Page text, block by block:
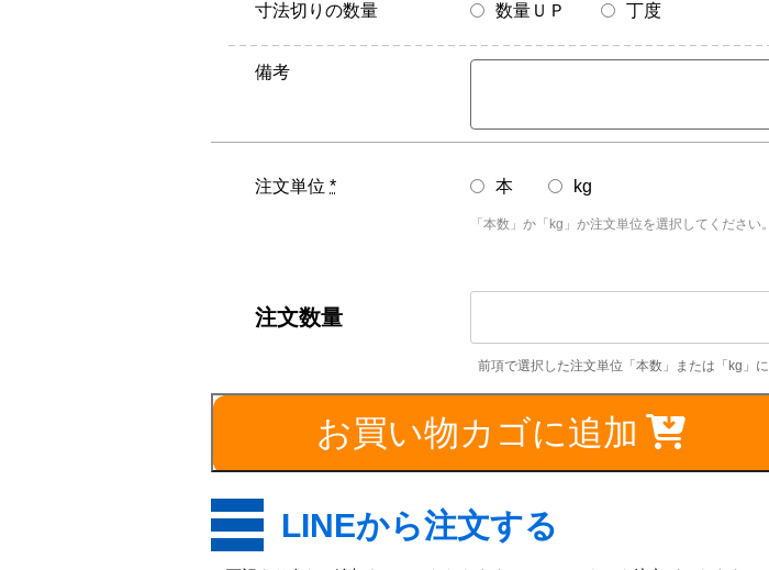
寸法切りの数量 数量ＵＰ 丁度
備考
注文単位 * 本 kg
「本数」か「kg」か注文単位を選択してください。
／
30mm
お買い物カゴに追加
LINEから注文する